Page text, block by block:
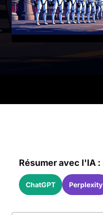
Résumer avec l'IA :
ChatGPT Perplexity